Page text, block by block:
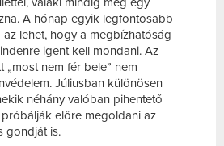
A hónap egyik legfontosabb
az lehet, hogy a megbízhatóság
igent kell mondani. Az
nem fér bele” nem
Júliusban különösen
néhány valóban pihentető
előre megoldani az
gondját is.